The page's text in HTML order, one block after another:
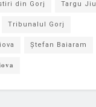
din Gorj Targu Jiu
Tribunalul Gorj
Ștefan Baiaram